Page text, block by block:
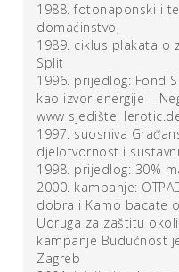
1988. fotonaponski i
domaćinstvo,
1989. ciklus plakata o
Split
1996. prijedlog: Fond
kao izvor energije –
www sjedište:
1997. suosniva
djelotvornost i
1998. prijedlog: 30%
2000. kampanje:
dobra i Kamo bacate
Udruga za zaštitu
kampanje Budućnost
Zagreb